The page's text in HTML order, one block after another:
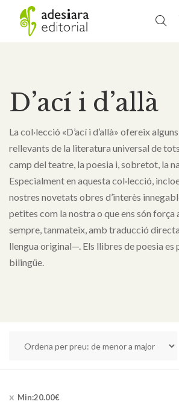
D’ací i d’allà
La col·lecció «D’ací i d’allà» ofereix
rellevants de la literatura universal de
camp del teatre, la poesia i, sobretot, la
Especialment en aquesta col·lecció,
nostres novetats obres d’interès
petites com la nostra o que ens són força
sempre, tanmateix, amb traducció
llengua original—. Els llibres de poesia es
bilingüe.
Min:20.00€